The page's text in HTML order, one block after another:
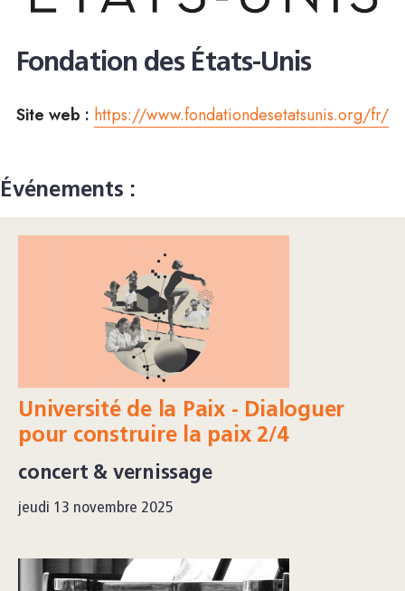
Fondation des États-Unis
Site web : https://www.fondationdesetatsunis.org/fr/
Événements :
Université de la Paix - Dialoguer
pour construire la paix 2/4
concert & vernissage
jeudi 13 novembre 2025